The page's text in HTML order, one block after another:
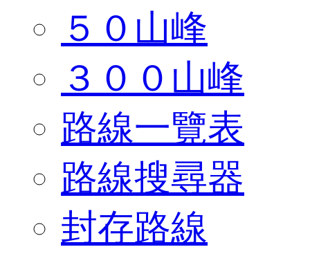
５０山峰
３００山峰
路線一覽表
路線搜尋器
封存路線